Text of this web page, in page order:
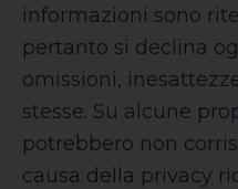
informazioni sono
pertanto si declina
omissioni,
stesse. Su alcune
potrebbero non
causa della privacy